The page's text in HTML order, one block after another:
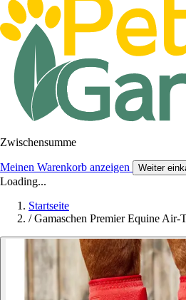
Zwischensumme
Meinen Warenkorb anzeigen Weiter
Loading...
Startseite
/ Gamaschen Premier Equine Air-